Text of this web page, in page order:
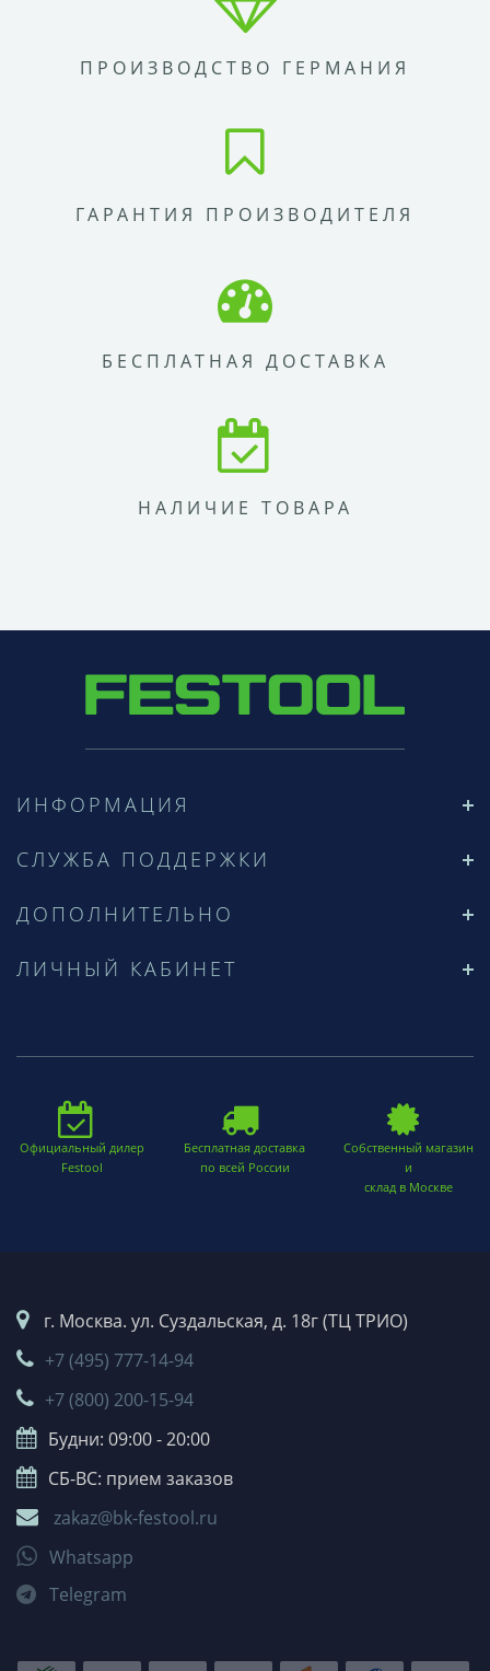
ПРОИЗВОДСТВО ГЕРМАНИЯ
ГАРАНТИЯ ПРОИЗВОДИТЕЛЯ
БЕСПЛАТНАЯ ДОСТАВКА
НАЛИЧИЕ ТОВАРА
ИНФОРМАЦИЯ
СЛУЖБА ПОДДЕРЖКИ
ДОПОЛНИТЕЛЬНО
ЛИЧНЫЙ КАБИНЕТ
Официальный дилер
Festool
Бесплатная доставка
по всей России
Собственный магазин
и
склад в Москве
г. Москва. ул. Суздальская, д. 18г (ТЦ ТРИО)
+7 (495) 777-14-94
+7 (800) 200-15-94
Будни: 09:00 - 20:00
СБ-ВС: прием заказов
zakaz@bk-festool.ru
Whatsapp
Telegram